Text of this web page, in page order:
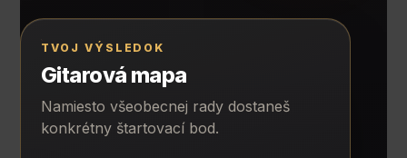
TVOJ VÝSLEDOK
Gitarová mapa
Namiesto všeobecnej rady dostaneš
konkrétny štartovací bod.